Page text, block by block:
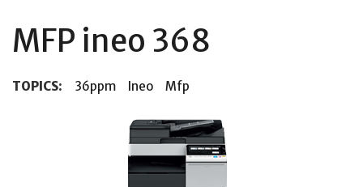
MFP ineo 368
TOPICS: 36ppm Ineo Mfp